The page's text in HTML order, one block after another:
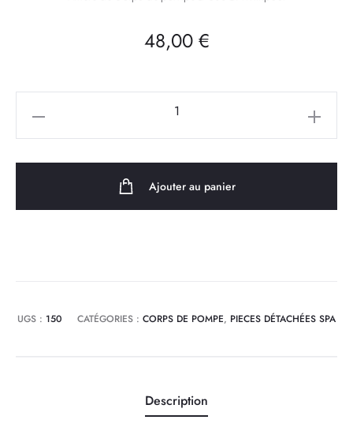
48,00 €
Ajouter au panier
UGS : 150 CATÉGORIES : CORPS DE POMPE, PIECES DÉTACHÉES SPA
Description